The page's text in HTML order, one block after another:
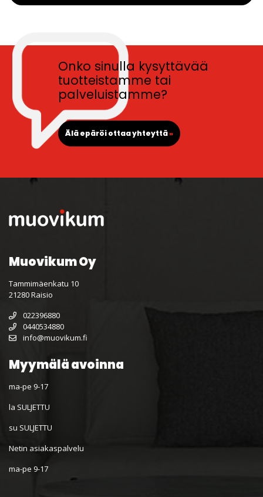
Onko sinulla kysyttävää
tuotteistamme tai
palveluistamme?
Älä epäröi ottaa yhteyttä»
Muovikum Oy
Tammimäenkatu 10
21280 Raisio
022396880
0440534880
info@muovikum.fi
Myymälä avoinna
ma-pe 9-17
la SULJETTU
su SULJETTU
Netin asiakaspalvelu
ma-pe 9-17